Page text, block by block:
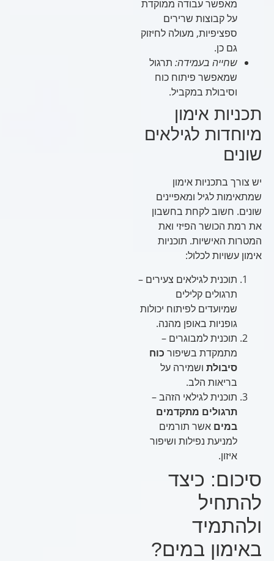
מאפשר עבודה ממוקדת
על קבוצות שרירים
ספציפיות, מעולה לחיזוק
גם כן.
שחייה בעמידה:תרגול
שמאפשר פיתוח כוח
וסיבולת במקביל.
תכניות אימון
מיוחדות לגילאים
שונים
יש צורך בתכניות אימון
שמתאימות לגיל ומאפיינים
שונים. חשוב לקחת בחשבון
את רמת הכושר הפיזי ואת
המטרות האישיות. תוכניות
אימון עשויות לכלול:
תוכנית לגילאים צעירים –
תרגולים קלילים
שמיועדים לפיתוח יכולות
גופניות באופן מהנה.
תוכנית למבוגרים –
מתמקדת בשיפורכוח
סיבולתושמירה על
בריאות הלב.
תוכנית לגילאי הזהב –
תרגולים מתקדמים
במיםאשר תורמים
למניעת נפילות ושיפור
איזון.
סיכום: כיצד
להתחיל
ולהתמיד
באימון במים?